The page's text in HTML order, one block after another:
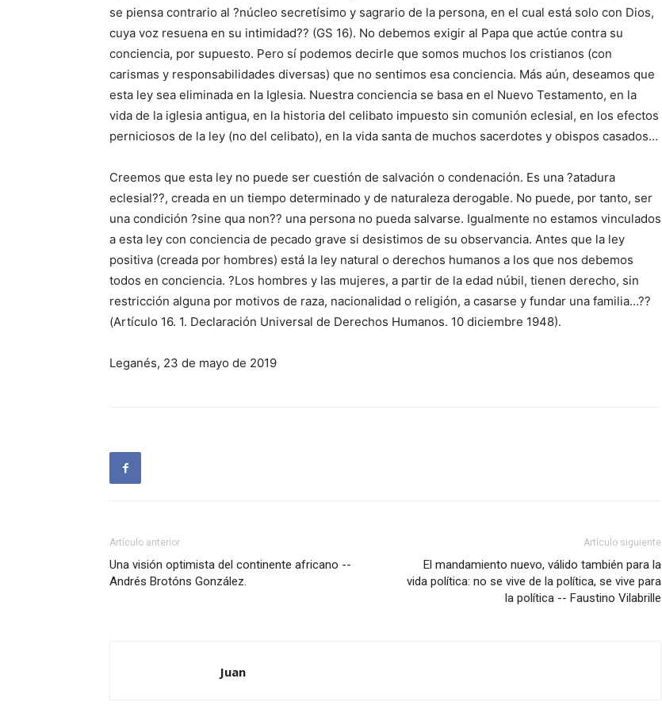
se piensa contrario al ?núcleo secretísimo y sagrario de la persona, en el cual está solo con Dios,
cuya voz resuena en su intimidad?? (GS 16). No debemos exigir al Papa que actúe contra su
conciencia, por supuesto. Pero sí podemos decirle que somos muchos los cristianos (con
carismas y responsabilidades diversas) que no sentimos esa conciencia. Más aún, deseamos que
esta ley sea eliminada en la Iglesia. Nuestra conciencia se basa en el Nuevo Testamento, en la
vida de la iglesia antigua, en la historia del celibato impuesto sin comunión eclesial, en los efectos
perniciosos de la ley (no del celibato), en la vida santa de muchos sacerdotes y obispos casados…
Creemos que esta ley no puede ser cuestión de salvación o condenación. Es una ?atadura
eclesial??, creada en un tiempo determinado y de naturaleza derogable. No puede, por tanto, ser
una condición ?sine qua non?? una persona no pueda salvarse. Igualmente no estamos vinculados
a esta ley con conciencia de pecado grave si desistimos de su observancia. Antes que la ley
positiva (creada por hombres) está la ley natural o derechos humanos a los que nos debemos
todos en conciencia. ?Los hombres y las mujeres, a partir de la edad núbil, tienen derecho, sin
restricción alguna por motivos de raza, nacionalidad o religión, a casarse y fundar una familia…??
(Artículo 16. 1. Declaración Universal de Derechos Humanos. 10 diciembre 1948).
Leganés, 23 de mayo de 2019
Artículo anterior
Una visión optimista del continente africano --
Andrés Brotóns González.
Artículo siguiente
El mandamiento nuevo, válido también para la
vida política: no se vive de la política, se vive para
la política -- Faustino Vilabrille
Juan